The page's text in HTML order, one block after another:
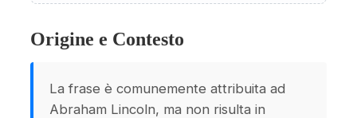
Origine e Contesto
La frase è comunemente attribuita ad
Abraham Lincoln, ma non risulta in